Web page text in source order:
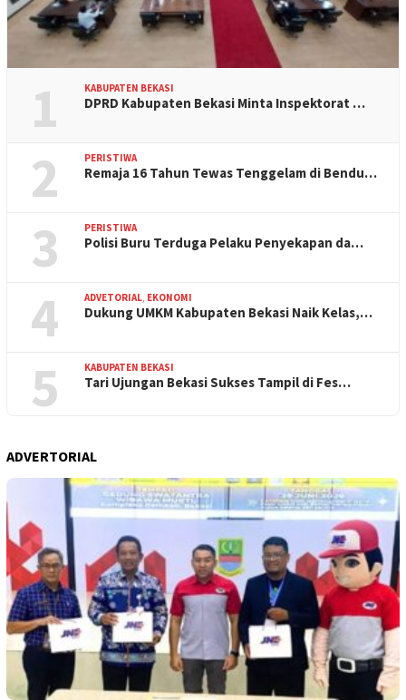
1 KABUPATEN BEKASI
DPRD Kabupaten Bekasi Minta Inspektorat …
2 PERISTIWA
Remaja 16 Tahun Tewas Tenggelam di Bendu…
3 PERISTIWA
Polisi Buru Terduga Pelaku Penyekapan da…
4 ADVETORIAL EKONOMI
Dukung UMKM Kabupaten Bekasi Naik Kelas,…
5 KABUPATEN BEKASI
Tari Ujungan Bekasi Sukses Tampil di Fes…
ADVERTORIAL